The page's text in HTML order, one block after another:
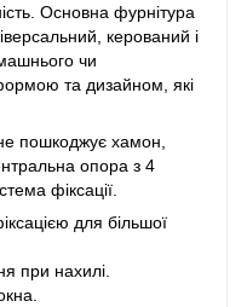
Основна фурнітура
керований і
чи
та дизайном, які
пошкоджує хамон,
опора з 4
фіксації.
для більшої
при нахилі.